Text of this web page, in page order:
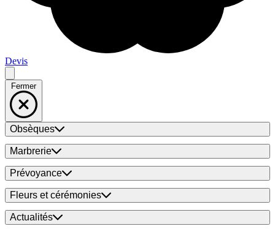
Devis
Fermer
Obsèques
Marbrerie
Prévoyance
Fleurs et cérémonies
Actualités